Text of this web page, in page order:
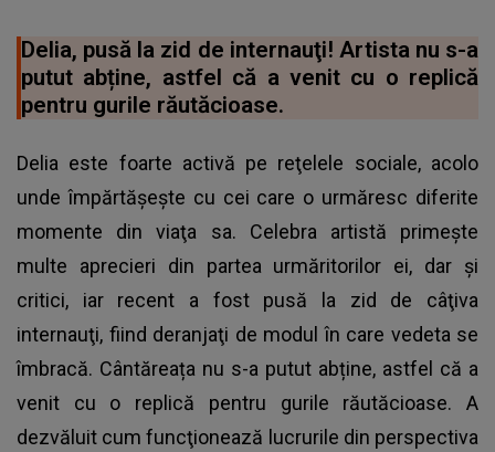
Delia, pusă la zid de internauţi! Artista nu s-a
putut abține, astfel că a venit cu o replică
pentru gurile răutăcioase.
Delia este foarte activă pe reţelele sociale, acolo
unde împărtăşeşte cu cei care o urmăresc diferite
momente din viaţa sa. Celebra artistă primeşte
multe aprecieri din partea urmăritorilor ei, dar şi
critici, iar recent a fost pusă la zid de câţiva
internauţi, fiind deranjaţi de modul în care vedeta se
îmbracă. Cântăreața nu s-a putut abține, astfel că a
venit cu o replică pentru gurile răutăcioase. A
dezvăluit cum funcţionează lucrurile din perspectiva